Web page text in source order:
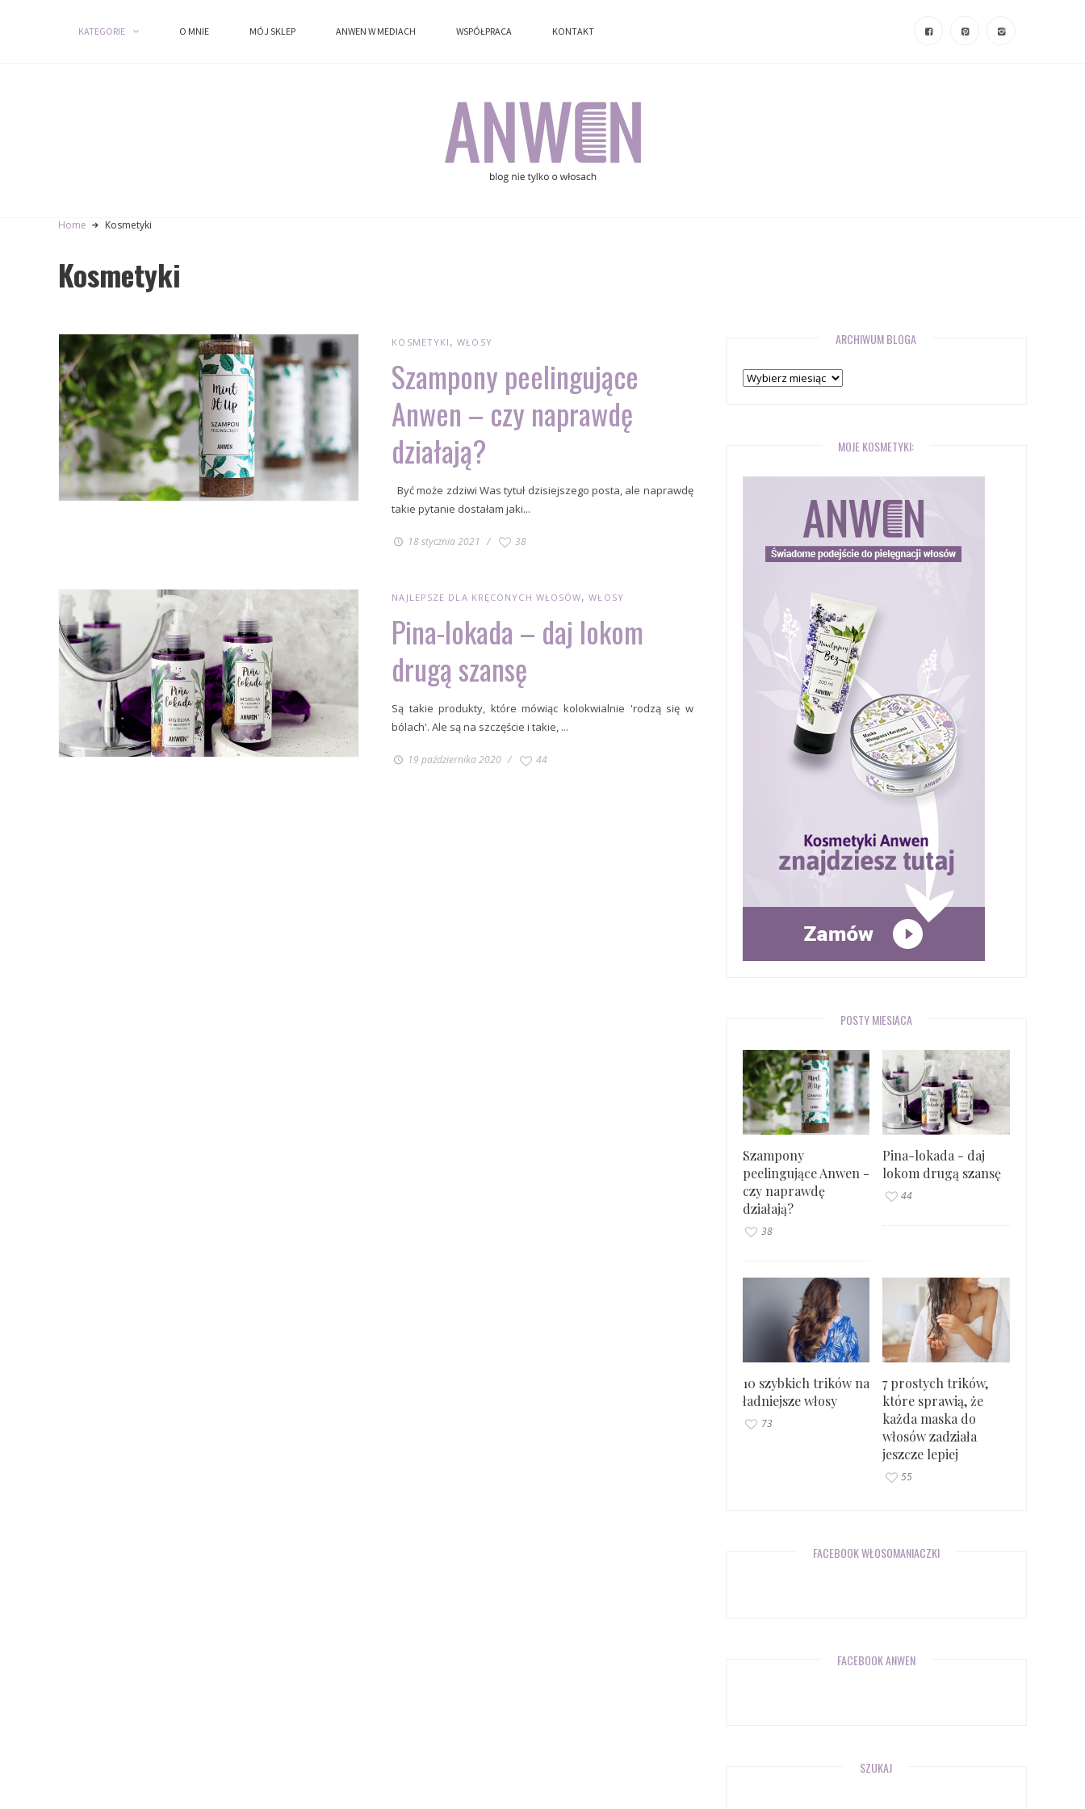
KATEGORIE O MNIE MÓJ SKLEP ANWEN W MEDIACH WSPÓŁPRACA KONTAKT
KATEGORIE O MNIE MÓJ SKLEP ANWEN W MEDIACH WSPÓŁPRACA KONTAKT
Home Kosmetyki
Kosmetyki
KOSMETYKI WŁOSY
Szampony peelingujące
Anwen – czy naprawdę
działają?
Być może zdziwi Was tytuł dzisiejszego posta, ale naprawdę
takie pytanie dostałam jaki...
18 stycznia 2021 38
NAJLEPSZE DLA KRĘCONYCH WŁOSÓW WŁOSY
Pina-lokada – daj lokom
drugą szansę
Są takie produkty, które mówiąc kolokwialnie 'rodzą się w
bólach'. Ale są na szczęście i takie, ...
19 października 2020 44
ARCHIWUM BLOGA
Archiwum
MOJE KOSMETYKI:
POSTY MIESIĄCA
Szampony
peelingujące Anwen -
czy naprawdę
działają?
38
Pina-lokada - daj
lokom drugą szansę
44
10 szybkich trików na
ładniejsze włosy
73
7 prostych trików,
które sprawią, że
każda maska do
włosów zadziała
jeszcze lepiej
55
FACEBOOK WŁOSOMANIACZKI
FACEBOOK ANWEN
SZUKAJ